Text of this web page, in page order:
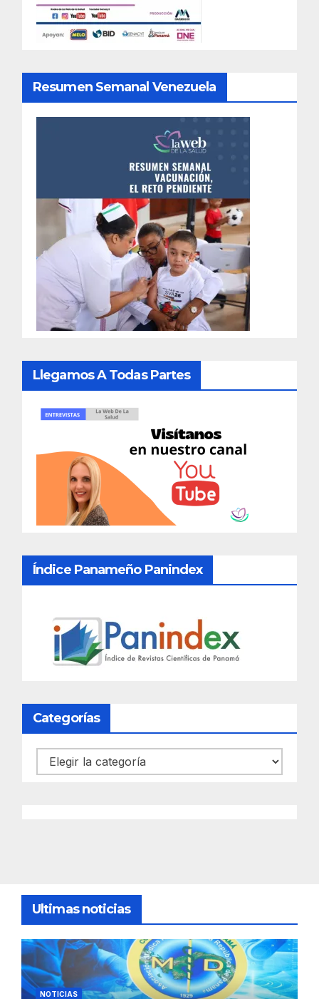
Resumen Semanal Venezuela
Llegamos A Todas Partes
Índice Panameño Panindex
Categorías
Categorías
Ultimas noticias
NOTICIAS